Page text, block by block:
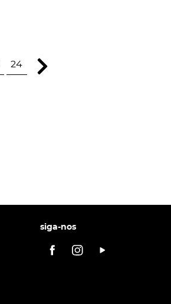
24
siga-nos